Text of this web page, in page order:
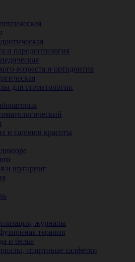
и пародонтология
возраста и ортодонтия
для стоматологии
и салонов красоты
и шугаринг
журналы
терапия
и белье
спиртовые салфетки